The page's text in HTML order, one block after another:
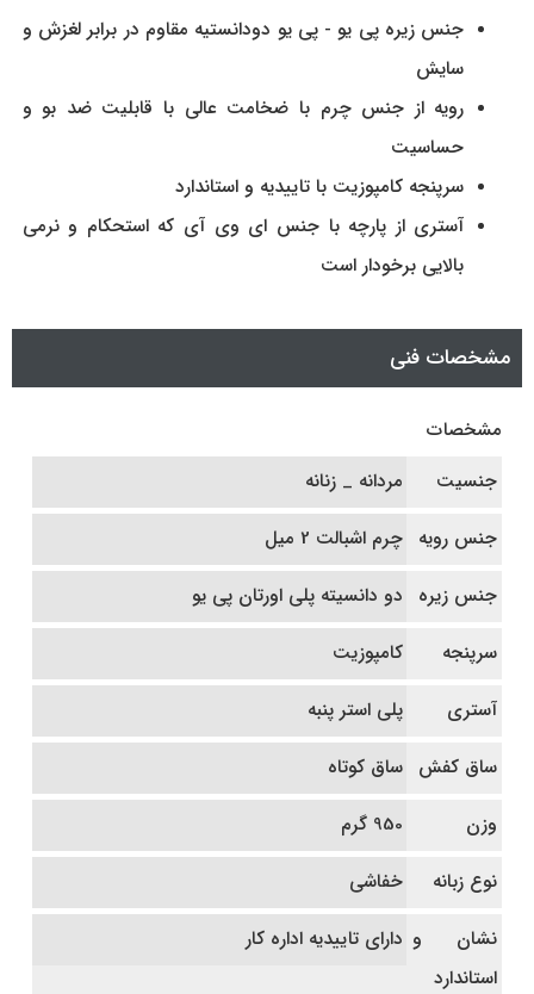
جنس زیره پی یو - پی یو دودانستیه مقاوم در برابر لغزش و
سایش
رویه از جنس چرم با ضخامت عالی با قابلیت ضد بو و
حساسیت
سرپنجه کامپوزیت با تاییدیه و استاندارد
آستری از پارچه با جنس ای وی آی که استحکام و نرمی
بالایی برخودار است
مشخصات فنی
مشخصات
جنسیت
مردانه _ زنانه
جنس رویه چرم اشبالت 2 میل
جنس زیره
دو دانسیته پلی اورتان پی یو
سرپنجه
کامپوزیت
آستری
پلی استر پنبه
ساق کفش ساق کوتاه
وزن
950 گرم
نوع زبانه
خفاشی
نشان و
استاندارد
دارای تاییدیه اداره کار